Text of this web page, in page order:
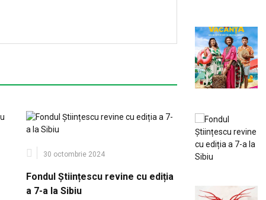
30 octombrie 2024
Fondul Științescu revine cu ediția
a 7-a la Sibiu